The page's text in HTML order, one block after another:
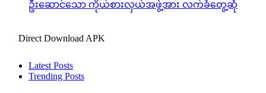
ဦးဆောင်သော ကိုယ်စားလှယ်အဖွဲ့အား လက်ခံတွေ့ဆုံ
Direct Download APK
Latest Posts
Trending Posts